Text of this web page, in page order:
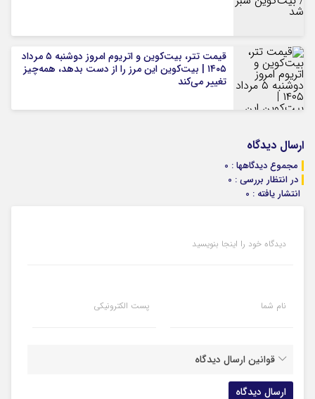
قیمت تتر، بیت‌کوین و اتریوم امروز دوشنبه ۵ مرداد
۱۴۰۵ | بیت‌کوین این مرز را از دست بدهد، همه‌چیز
تغییر می‌کند
ارسال دیدگاه
مجموع دیدگاهها : 0
در انتظار بررسی : 0
انتشار یافته : 0
دیدگاه خود را اینجا بنویسید
نام شما پست الکترونیکی
قوانین ارسال دیدگاه